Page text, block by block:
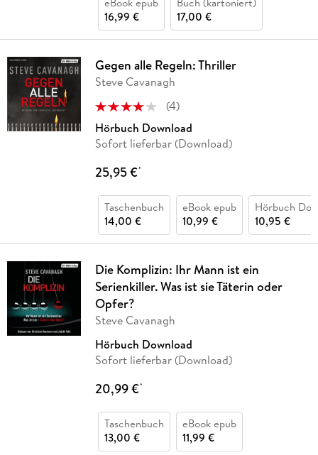
16,99 €
17,00 €
Gegen alle Regeln: Thriller
Steve Cavanagh
(4)
Hörbuch Download
Sofort lieferbar (Download)
25,95 €*
Taschenbuch
14,00 €
eBook epub
10,99 €
Hörbuch
10,95 €
Die Komplizin: Ihr Mann ist ein
Serienkiller. Was ist sie Täterin oder
Opfer?
Steve Cavanagh
Hörbuch Download
Sofort lieferbar (Download)
20,99 €*
Taschenbuch
13,00 €
eBook epub
11,99 €